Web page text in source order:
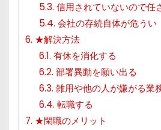
5.3. 信用されていないので任
5.4. 会社の存続自体が危うい
6. ★解決方法
6.1. 有休を消化する
6.2. 部署異動を願い出る
6.3. 雑用や他の人が嫌がる業
6.4. 転職する
7. ★閑職のメリット